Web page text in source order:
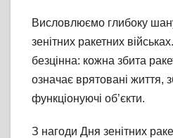
Висловлюємо глибоку
зенітних ракетних
безцінна: кожна збита
означає врятовані життя,
функціонуючі об’єкти.
З нагоди Дня зенітних